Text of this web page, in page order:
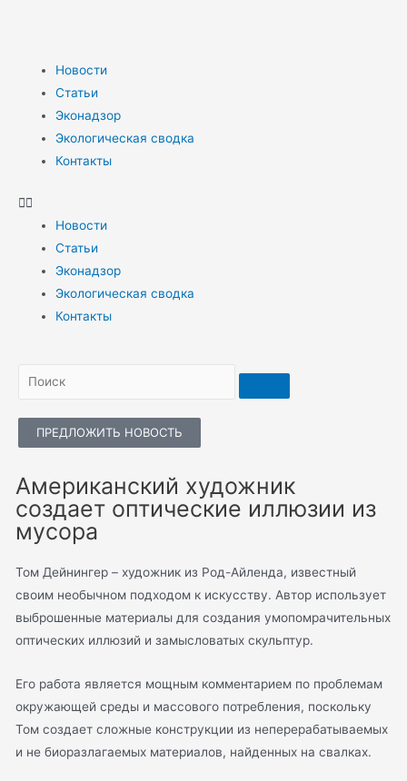
Новости
Статьи
Эконадзор
Экологическая сводка
Контакты
Новости
Статьи
Эконадзор
Экологическая сводка
Контакты
ПРЕДЛОЖИТЬ НОВОСТЬ
Американский художник
создает оптические иллюзии из
мусора
Том Дейнингер – художник из Род-Айленда, известный
своим необычном подходом к искусству. Автор использует
выброшенные материалы для создания умопомрачительных
оптических иллюзий и замысловатых скульптур.
Его работа является мощным комментарием по проблемам
окружающей среды и массового потребления, поскольку
Том создает сложные конструкции из неперерабатываемых
и не биоразлагаемых материалов, найденных на свалках.